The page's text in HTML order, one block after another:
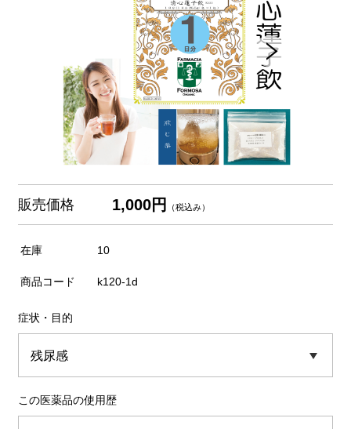
販売価格 1,000円 （税込み）
在庫 10
商品コード k120-1d
症状・目的
この医薬品の使用歴